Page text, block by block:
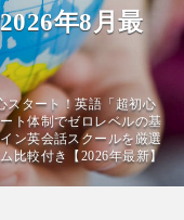
年8月最
スタート！英語「超初心
ト体制でゼロレベルの基
ン英会話スクールを厳選
比較付き【2026年最新】